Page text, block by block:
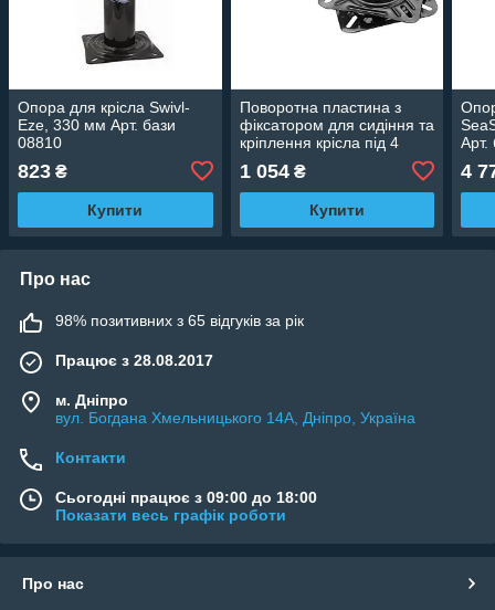
Опора для крісла Swivl-
Eze, 330 мм Арт. бази
08810
823 ₴
Купити
Поворотна пластина з
фіксатором для сидіння та
кріплення крісла під 4
1 054₴
Купити
Арт.
4
Про нас
98% позитивних з 65 відгуків за рік
Працює з 28.08.2017
м. Дніпро
вул. Богдана Хмельницького 14А, Дніпро, Україна
Контакти
Сьогодні працює з 09:00 до 18:00
Показати весь графік роботи
Про нас